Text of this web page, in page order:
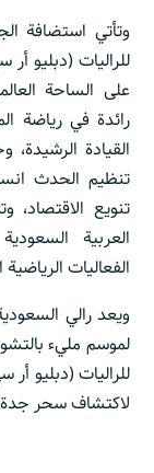
للراليات (دبليو
على الساحة
رائدة في رياضة
القيادة
تنويع الاقتصاد،
العربية
الفعاليات
ويعد رالي
للراليات (دبليو
لاكتشاف سحر جدة،